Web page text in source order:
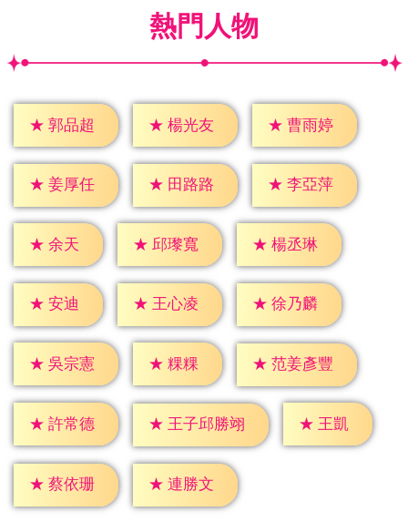
熱門人物
★ 郭品超 ★ 楊光友 ★ 曹雨婷
★ 姜厚任 ★ 田路路 ★ 李亞萍
★ 余天 ★ 邱瓈寬 ★ 楊丞琳
★ 安迪 ★ 王心凌 ★ 徐乃麟
★ 吳宗憲 ★ 粿粿 ★ 范姜彥豐
★ 許常德 ★ 王子邱勝翊 ★ 王凱
★ 蔡依珊 ★ 連勝文